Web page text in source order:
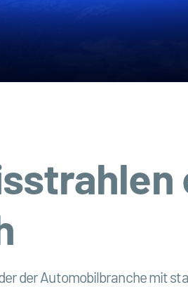
der Automobilbranche mit